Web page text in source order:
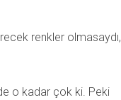
renkler olmasaydı,
o kadar çok ki. Peki